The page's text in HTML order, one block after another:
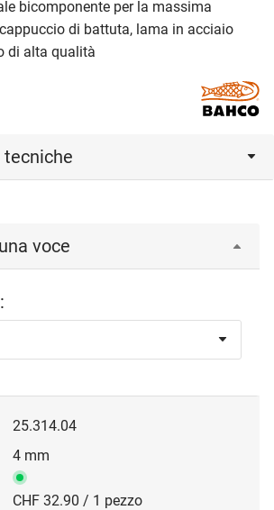
bicomponente per la massima
di battuta, lama in acciaio
di alta qualità
tecniche
voce
25.314.04
4 mm
CHF 32.90 / 1 pezzo